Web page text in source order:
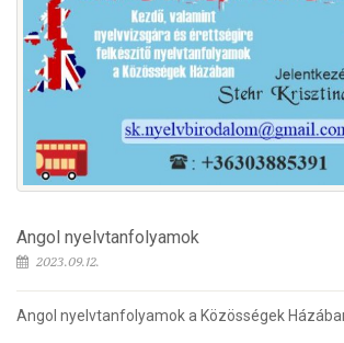
Angol nyelvtanfolyamok
2023.09.12.
Angol nyelvtanfolyamok a Közösségek